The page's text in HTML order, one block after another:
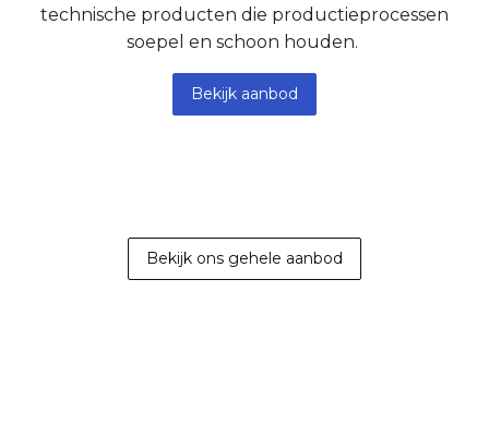
technische producten die productieprocessen
soepel en schoon houden.
Bekijk aanbod
Bekijk ons ​​gehele aa​​nbo​​d